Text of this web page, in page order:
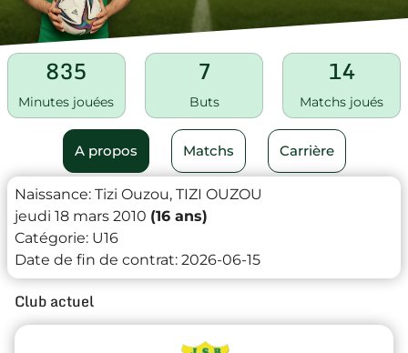
835
Minutes jouées
7
Buts
14
Matchs joués
A propos Matchs Carrière
Naissance: Tizi Ouzou, TIZI OUZOU
jeudi 18 mars 2010 (16 ans)
Catégorie: U16
Date de fin de contrat: 2026-06-15
Club actuel